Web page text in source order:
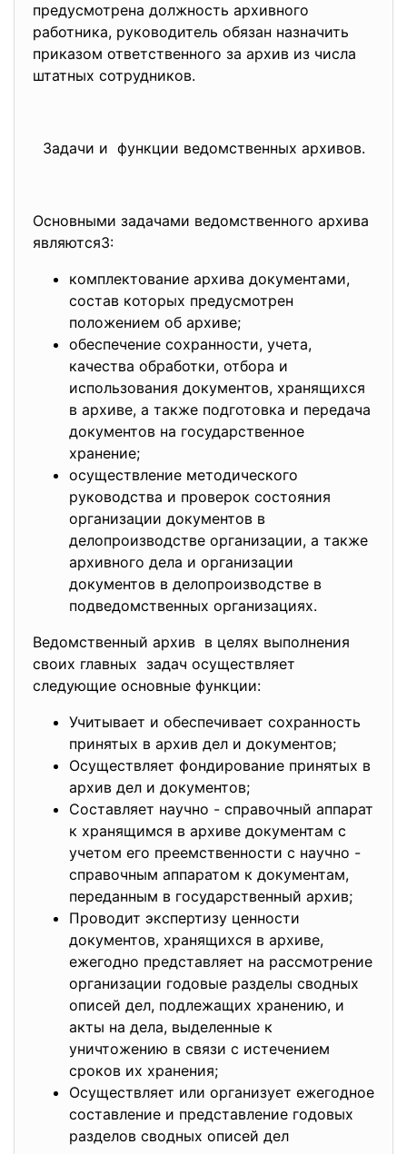
предусмотрена должность архивного
работника, руководитель обязан назначить
приказом ответственного за архив из числа
штатных сотрудников.
Задачи и функции ведомственных архивов.
Основными задачами ведомственного архива
являются3:
комплектование архива документами,
состав которых предусмотрен
положением об архиве;
обеспечение сохранности, учета,
качества обработки, отбора и
использования документов, хранящихся
в архиве, а также подготовка и передача
документов на государственное
хранение;
осуществление методического
руководства и проверок состояния
организации документов в
делопроизводстве организации, а также
архивного дела и организации
документов в делопроизводстве в
подведомственных организациях.
Ведомственный архив в целях выполнения
своих главных задач осуществляет
следующие основные функции:
Учитывает и обеспечивает сохранность
принятых в архив дел и документов;
Осуществляет фондирование принятых в
архив дел и документов;
Составляет научно - справочный аппарат
к хранящимся в архиве документам с
учетом его преемственности с научно -
справочным аппаратом к документам,
переданным в государственный архив;
Проводит экспертизу ценности
документов, хранящихся в архиве,
ежегодно представляет на рассмотрение
организации годовые разделы сводных
описей дел, подлежащих хранению, и
акты на дела, выделенные к
уничтожению в связи с истечением
сроков их хранения;
Осуществляет или организует ежегодное
составление и представление годовых
разделов сводных описей дел